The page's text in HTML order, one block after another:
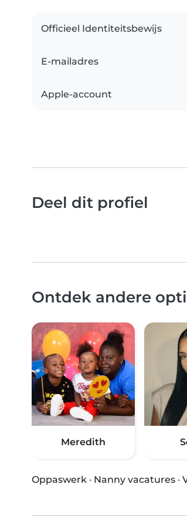
Officieel Identiteitsbewijs
E-mailadres
Apple-account
Deel dit profiel
Ontdek andere
Meredith
Oppaswerk · Nanny vacatures ·